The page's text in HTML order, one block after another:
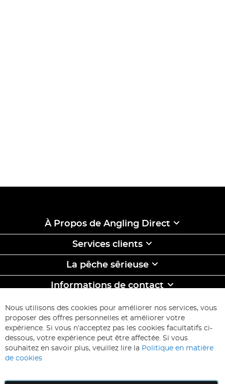
À Propos de Angling Direct
Services clients
La pêche sêrieuse
Informations de contact
ABONNEZ-VOUS & ECONOMISEZ
Inscription
à
d’information
:
Inscription
Nous utilisons des cookies pour améliorer nos services, vous
proposer des offres personnelles et améliorer votre
expérience. Si vous n'acceptez pas les cookies facultatifs ci-
dessous, votre expérience peut être affectée. Si vous
souhaitez en savoir plus, veuillez lire la Politique en matière
de cookies